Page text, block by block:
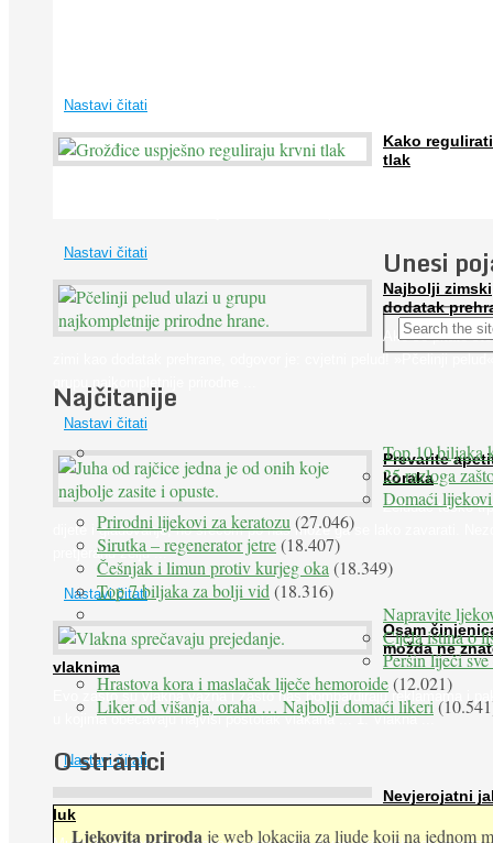
Nastavi čitati
Kako
tlak
Nastavi čitati
Najbolji zimski
dodatak
Ako se pitate
grupu najkompletnije prirodne ...
Nastavi čitati
Prevarite
koraka
Želudac teško
dijete i gladovanje, no srećom po nas može ga se lako zavarati.
pretjeranu želju ...
Nastavi čitati
Osam
možda ne
vlaknima
Evo zašto su vlakna važna i zašto nas bombardiraju reklamama i
u kojima obećavaju najviši postotak vlakana ... 1. Vlakna ...
Nastavi čitati
Nevjerojatni
luk
Unesi
Najčitanije
Top 10 biljaka
25 razloga
Domaći lijekovi
Prirodni lijekovi za keratozu (27.046)
Sirutka – regenerator jetre(18.407)
Češnjak i limun protiv kurjeg oka (18.349)
Top 7 biljaka za bolji vid (18.316)
Napravite
Cijela istina o
Peršin liječi
Hrastova kora i maslačak liječe hemoroide(12.021)
Liker od višanja, oraha … Najbolji domaći likeri
O stranici
Ljekovita prirodaje web lokacija za ljude koji na jednom